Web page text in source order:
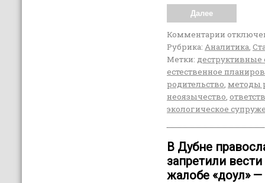
Далее
Комментарии
Рубрика: Аналитика,
Метки: деструктивные
естественное
родительство, методы
неоязычество,
экологическое
В Дубне
запретили
жалобе «доул»